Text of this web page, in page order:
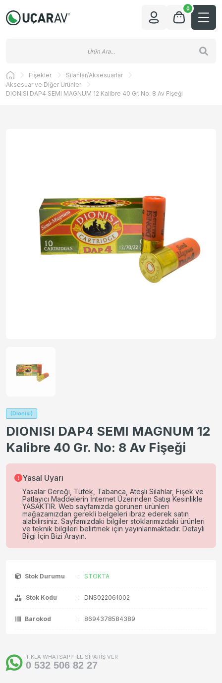
0
Fişekler
Silahlar/Aksesuarlar
Aksesuar ve Diğer Ürünler
DIONISI DAP4 SEMI MAGNUM 12 Kalibre 40 Gr. No: 8 Av Fişeği
(Dionisi)
DIONISI DAP4 SEMI MAGNUM 12
Kalibre 40 Gr. No: 8 Av Fişeği
Yasal Uyarı
Yasalar Gereği, Tüfek, Tabanca, Ateşli Silahlar, Fişek ve
Patlayıcı Maddelerin İnternet Üzerinden Satışı Kesinlikle
YASAKTIR. Web sayfamızda görünen ürünleri
mağazamızdan gerekli belgeleri ibraz ederek satın
alabilirsiniz. Sayfamızdaki bilgiler stoklarımızdaki ürünleri
ve teknik bilgileri belirtmek için yayınlanmaktadır. Detaylı
Bilgi İçin Bizi Arayın.
Stok Durumu : STOKTA
Stok Kodu : DNS022061002
Barokod : 8694378584389
TIKLA WHATSAPP İLE SİPARİŞ VER
0 532 506 82 27